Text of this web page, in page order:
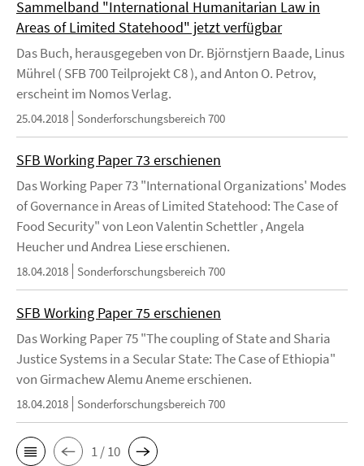
Sammelband "International Humanitarian Law in
Areas of Limited Statehood" jetzt verfügbar
Das Buch, herausgegeben von Dr. Björnstjern Baade, Linus
Mührel ( SFB 700 Teilprojekt C8 ), and Anton O. Petrov,
erscheint im Nomos Verlag.
25.04.2018 Sonderforschungsbereich 700
SFB Working Paper 73 erschienen
Das Working Paper 73 "International Organizations' Modes
of Governance in Areas of Limited Statehood: The Case of
Food Security" von Leon Valentin Schettler , Angela
Heucher und Andrea Liese erschienen.
18.04.2018 Sonderforschungsbereich 700
SFB Working Paper 75 erschienen
Das Working Paper 75 "The coupling of State and Sharia
Justice Systems in a Secular State: The Case of Ethiopia"
von Girmachew Alemu Aneme erschienen.
18.04.2018 Sonderforschungsbereich 700
1 / 10